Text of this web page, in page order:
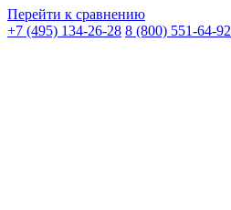
Перейти к сравнению
+7 (495) 134-26-28 8 (800) 551-64-92